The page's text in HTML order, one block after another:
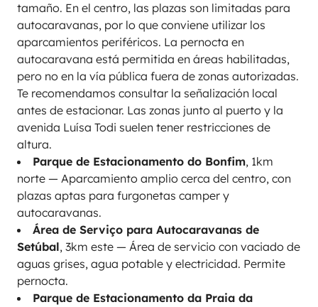
tamaño. En el centro, las plazas son limitadas para
autocaravanas, por lo que conviene utilizar los
aparcamientos periféricos. La pernocta en
autocaravana está permitida en áreas habilitadas,
pero no en la vía pública fuera de zonas autorizadas.
Te recomendamos consultar la señalización local
antes de estacionar. Las zonas junto al puerto y la
avenida Luísa Todi suelen tener restricciones de
altura.
Parque de Estacionamento do Bonfim, 1km
norte — Aparcamiento amplio cerca del centro, con
plazas aptas para furgonetas camper y
autocaravanas.
Área de Serviço para Autocaravanas de
Setúbal, 3km este — Área de servicio con vaciado de
aguas grises, agua potable y electricidad. Permite
pernocta.
Parque de Estacionamento da Praia da